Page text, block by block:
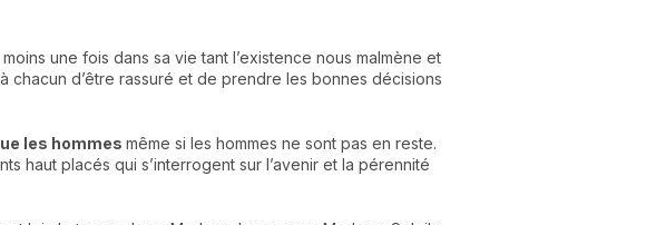
moins une fois dans sa vie tant l’existence nous malmène et
chacun d’être rassuré et de prendre les bonnes décisions
les hommes même si les hommes ne sont pas en reste.
haut placés qui s’interrogent sur l’avenir et la pérennité